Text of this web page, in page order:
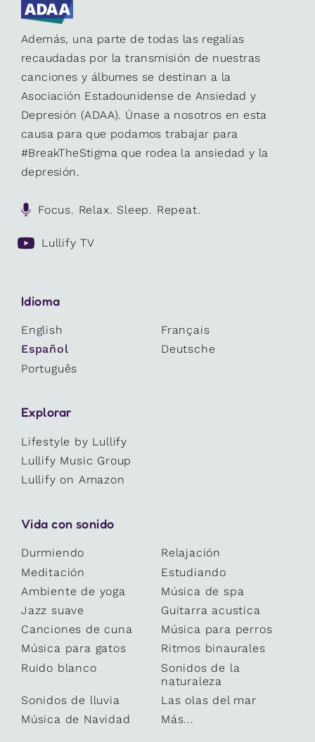
Además, una parte de todas las regalías
recaudadas por la transmisión de nuestras
canciones y álbumes se destinan a la
Asociación Estadounidense de Ansiedad y
Depresión (ADAA). Únase a nosotros en esta
causa para que podamos trabajar para
#BreakTheStigma que rodea la ansiedad y la
depresión.
Focus. Relax. Sleep. Repeat.
Lullify TV
Idioma
English
Français
Español
Deutsche
Português
Explorar
Lifestyle by Lullify
Lullify Music Group
Lullify on Amazon
Vida con sonido
Durmiendo
Relajación
Meditación
Estudiando
Ambiente de yoga
Música de spa
Jazz suave
Guitarra acustica
Canciones de cuna
Música para perros
Música para gatos
Ritmos binaurales
Ruido blanco
Sonidos de la
naturaleza
Sonidos de lluvia
Las olas del mar
Música de Navidad
Más...